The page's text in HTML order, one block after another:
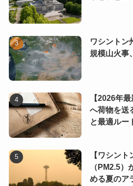
ワシントン
規模山火事
【2026年
へ荷物を送
と最適ルー
【ワシン
（PM2.5）
める夏のア